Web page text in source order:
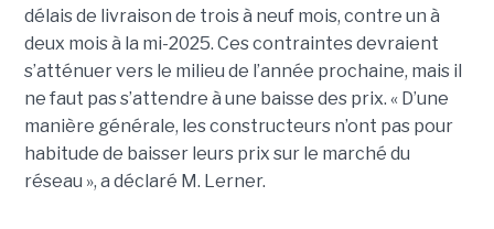
délais de livraison de trois à neuf mois, contre un à
deux mois à la mi-2025. Ces contraintes devraient
s’atténuer vers le milieu de l’année prochaine, mais il
ne faut pas s’attendre à une baisse des prix. « D’une
manière générale, les constructeurs n’ont pas pour
habitude de baisser leurs prix sur le marché du
réseau », a déclaré M. Lerner.